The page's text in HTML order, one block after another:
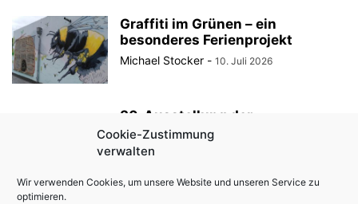
Cookie-Zustimmung
verwalten
Wir verwenden Cookies, um unsere Website und unseren Service zu
optimieren.
Graffiti im Grünen – ein
besonderes Ferienprojekt
Michael Stocker - 10. Juli 2026
30. Ausstellung der
StadtRaumBoxen am
KulturQuartier Schauspielhaus